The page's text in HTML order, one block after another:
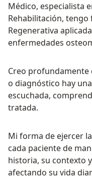
Médico, especialista
Rehabilitación,
Regenerativa
enfermedades
Creo profundamente
o diagnóstico hay
escuchada,
tratada.
Mi forma de ejercer
cada paciente de
historia, su contexto
afectando su vida